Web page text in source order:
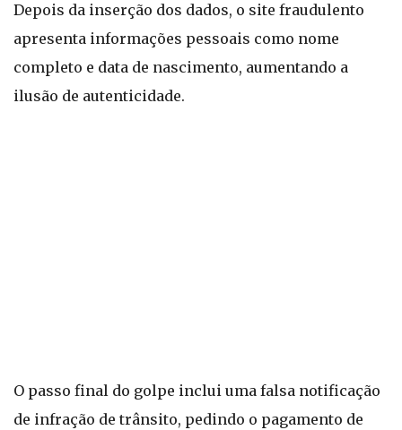
Depois da inserção dos dados, o site fraudulento
apresenta informações pessoais como nome
completo e data de nascimento, aumentando a
ilusão de autenticidade.
O passo final do golpe inclui uma falsa notificação
de infração de trânsito, pedindo o pagamento de